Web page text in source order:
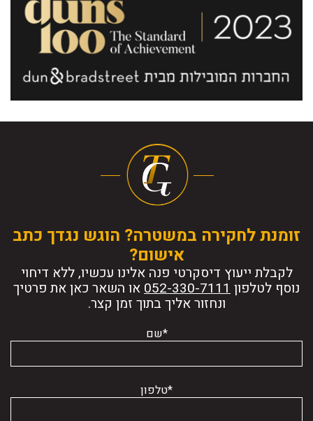
זומנת לחקירה במשטרה? הוגש נגדך כתב
אישום?
לקבלת ייעוץ דיסקרטי פנה אלינו עכשיו, ללא דיחוי
נוסף לטלפון או השאר כאן את פרטיך
ונחזור אליך בתוך זמן קצר.
*שם
*טלפון